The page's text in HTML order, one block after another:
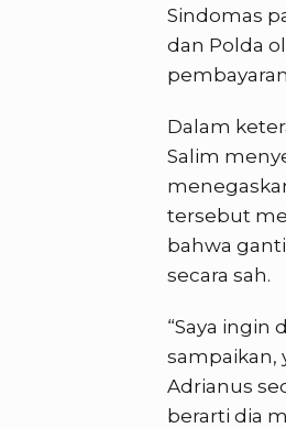
Sindomas
dan Polda
Dalam
Salim
tersebut
bahwa
secara sah.
“Saya ingin
sampaikan,
Adrianus
berarti dia